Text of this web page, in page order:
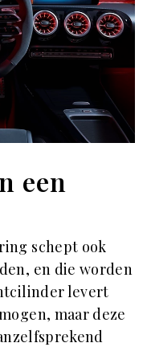
een
schept ook
en die worden
levert
maar deze